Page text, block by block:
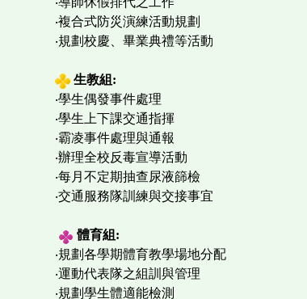
‧複合式防災演練活動規劃
‧規劃校慶、畢業典禮等活動
生教組 :
‧學生偶發事件處理
‧學生上下課交通指揮
‧霸凌事件處理與通報
‧辦理全校反毒宣導活動
‧每月不定期抽查尿液篩檢
‧交通服務隊訓練與交接事宜
體育組 :
‧規劃各學期體育教學場地分配
‧運動代表隊之組訓與管理
‧規劃學生體適能檢測